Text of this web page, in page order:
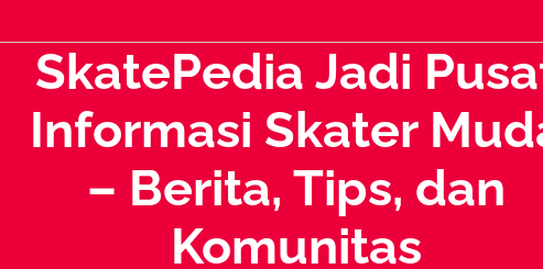
SkatePedia Jadi
Informasi Skater
– Berita, Tips, dan
Komunitas